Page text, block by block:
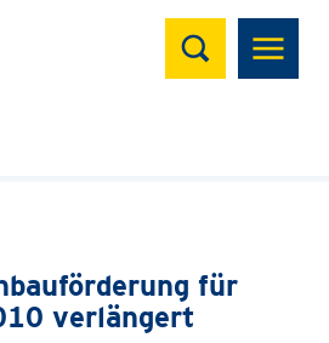
Suchen
für
verlängert